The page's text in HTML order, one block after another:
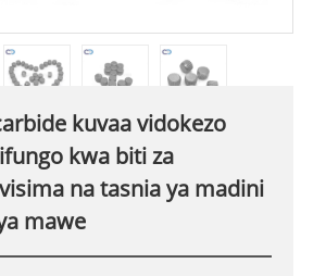
kuvaa vidokezo
kwa biti za
na tasnia ya madini
mawe